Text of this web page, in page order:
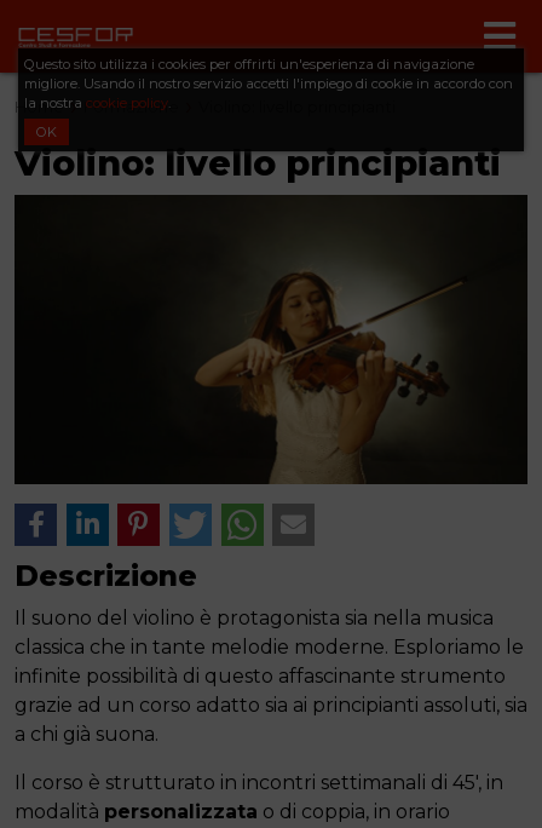
Home Formazione
Violino: livello principianti
Descrizione
Il suono del violino è protagonista sia nella musica
classica che in tante melodie moderne. Esploriamo le
infinite possibilità di questo affascinante strumento
grazie ad un corso adatto sia ai principianti assoluti, sia
a chi già suona.
Il corso è strutturato in incontri settimanali di 45′, in
modalità personalizzata o di coppia, in orario
Questo sito utilizza i cookies per offrirti un'esperienza di navigazione
migliore. Usando il nostro servizio accetti l'impiego di cookie in accordo con
la nostra cookie policy.
OK